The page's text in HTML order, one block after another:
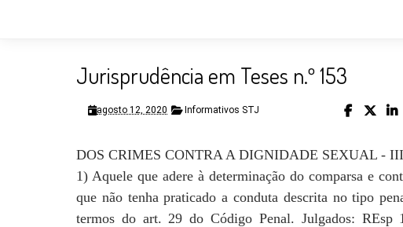
Jurisprudência em Teses n.º 153
agosto 12, 2020 Informativos STJ
DOS CRIMES CONTRA A DIGNIDADE SEXUAL - III
1) Aquele que adere à determinação do comparsa e
que não tenha praticado a conduta descrita no tipo
termos do art. 29 do Código Penal. Julgados: